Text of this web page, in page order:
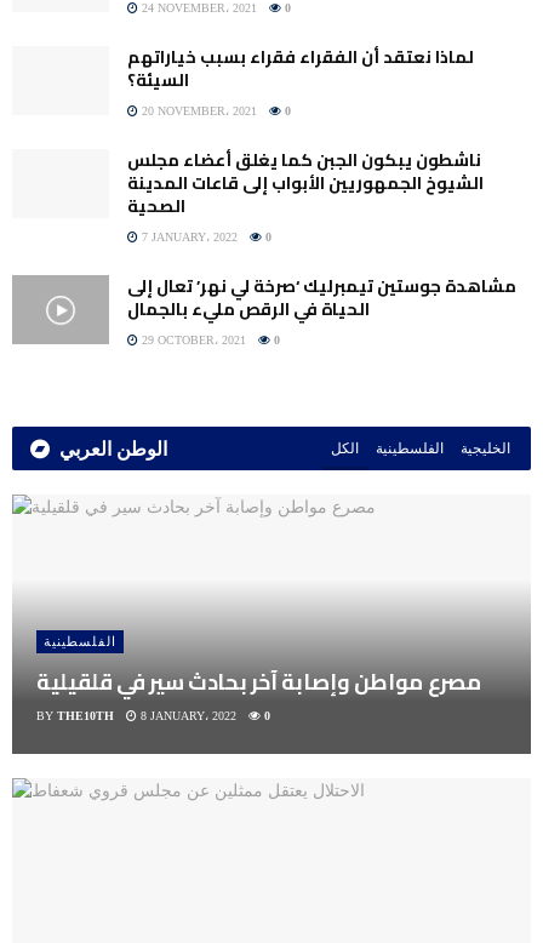
24 NOVEMBER، 2021 0
لماذا نعتقد أن الفقراء فقراء بسبب خياراتهم
السيئة؟
20 NOVEMBER، 2021 0
ناشطون يبكون الجبن كما يغلق أعضاء مجلس
الشيوخ الجمهوريين الأبواب إلى قاعات المدينة
الصحية
7 JANUARY، 2022 0
مشاهدة جوستين تيمبرليك ‘صرخة لي نهر’ تعال إلى
الحياة في الرقص مليء بالجمال
29 OCTOBER، 2021 0
الوطن العربي الكل الفلسطينية الخليجية
الفلسطينية
مصرع مواطن وإصابة آخر بحادث سير في قلقيلية
BY THE10TH 8 JANUARY، 2022 0